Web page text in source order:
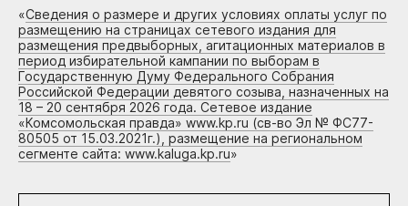
«Сведения о размере и других условиях оплаты услуг по
размещению на страницах сетевого издания для
размещения предвыборных, агитационных материалов в
период избирательной кампании по выборам в
Государственную Думу Федерального Собрания
Российской Федерации девятого созыва, назначенных на
18 – 20 сентября 2026 года. Сетевое издание
«Комсомольская правда» www.kp.ru (св-во Эл № ФС77-
80505 от 15.03.2021г.), размещение на региональном
сегменте сайта: www.kaluga.kp.ru»